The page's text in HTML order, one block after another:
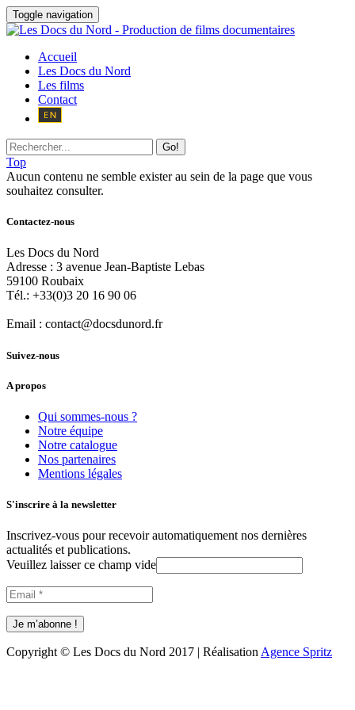
Toggle navigation
Accueil
Les Docs du Nord
Les films
Contact
Go!
Top
Aucun contenu ne semble exister au sein de la page que vous
souhaitez consulter.
Contactez-nous
Les Docs du Nord
Adresse : 3 avenue Jean-Baptiste Lebas
59100 Roubaix
Tél.: +33(0)3 20 16 90 06
Email : contact@docsdunord.fr
Suivez-nous
A propos
Qui sommes-nous ?
Notre équipe
Notre catalogue
Nos partenaires
Mentions légales
S'inscrire à la newsletter
Inscrivez-vous pour recevoir automatiquement nos dernières
actualités et publications.
Veuillez laisser ce champ vide
Copyright © Les Docs du Nord 2017 | Réalisation Agence Spritz